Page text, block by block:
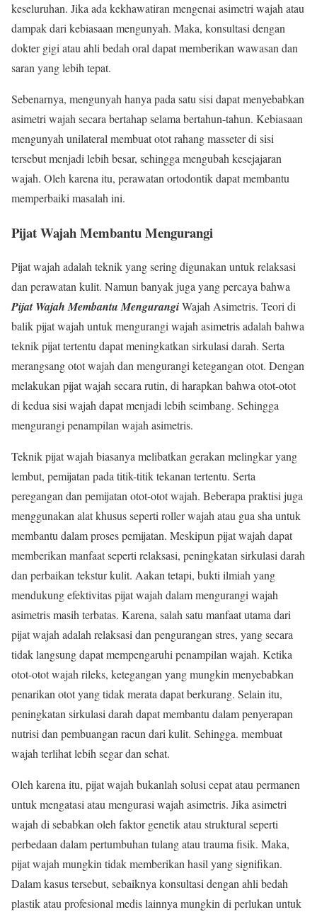
keseluruhan. Jika ada kekhawatiran mengenai asimetri wajah atau
dampak dari kebiasaan mengunyah. Maka, konsultasi dengan
dokter gigi atau ahli bedah oral dapat memberikan wawasan dan
saran yang lebih tepat.
Sebenarnya, mengunyah hanya pada satu sisi dapat menyebabkan
asimetri wajah secara bertahap selama bertahun-tahun. Kebiasaan
mengunyah unilateral membuat otot rahang masseter di sisi
tersebut menjadi lebih besar, sehingga mengubah kesejajaran
wajah. Oleh karena itu, perawatan ortodontik dapat membantu
memperbaiki masalah ini.
Pijat Wajah Membantu Mengurangi
Pijat wajah adalah teknik yang sering digunakan untuk relaksasi
dan perawatan kulit. Namun banyak juga yang percaya bahwa
Pijat Wajah Membantu MengurangiWajah Asimetris. Teori di
balik pijat wajah untuk mengurangi wajah asimetris adalah bahwa
teknik pijat tertentu dapat meningkatkan sirkulasi darah. Serta
merangsang otot wajah dan mengurangi ketegangan otot. Dengan
melakukan pijat wajah secara rutin, di harapkan bahwa otot-otot
di kedua sisi wajah dapat menjadi lebih seimbang. Sehingga
mengurangi penampilan wajah asimetris.
Teknik pijat wajah biasanya melibatkan gerakan melingkar yang
lembut, pemijatan pada titik-titik tekanan tertentu. Serta
peregangan dan pemijatan otot-otot wajah. Beberapa praktisi juga
menggunakan alat khusus seperti roller wajah atau gua sha untuk
membantu dalam proses pemijatan. Meskipun pijat wajah dapat
memberikan manfaat seperti relaksasi, peningkatan sirkulasi darah
dan perbaikan tekstur kulit. Aakan tetapi, bukti ilmiah yang
mendukung efektivitas pijat wajah dalam mengurangi wajah
asimetris masih terbatas. Karena, salah satu manfaat utama dari
pijat wajah adalah relaksasi dan pengurangan stres, yang secara
tidak langsung dapat mempengaruhi penampilan wajah. Ketika
otot-otot wajah rileks, ketegangan yang mungkin menyebabkan
penarikan otot yang tidak merata dapat berkurang. Selain itu,
peningkatan sirkulasi darah dapat membantu dalam penyerapan
nutrisi dan pembuangan racun dari kulit. Sehingga. membuat
wajah terlihat lebih segar dan sehat.
Oleh karena itu, pijat wajah bukanlah solusi cepat atau permanen
untuk mengatasi atau mengurasi wajah asimetris. Jika asimetri
wajah di sebabkan oleh faktor genetik atau struktural seperti
perbedaan dalam pertumbuhan tulang atau trauma fisik. Maka,
pijat wajah mungkin tidak memberikan hasil yang signifikan.
Dalam kasus tersebut, sebaiknya konsultasi dengan ahli bedah
plastik atau profesional medis lainnya mungkin di perlukan untuk